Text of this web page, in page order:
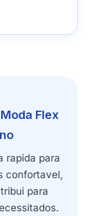
Flex
rapida para
confortavel,
para